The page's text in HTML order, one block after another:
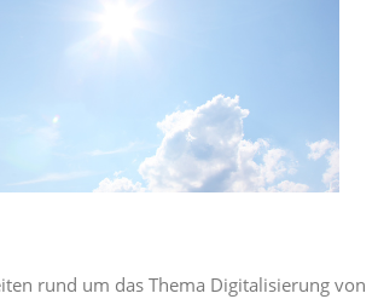
rund um das Thema Digitalisierung von